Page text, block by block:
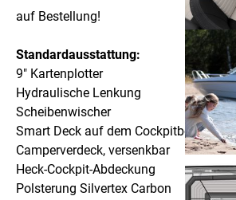
auf Bestellung!
Standardausstattung:
9" Kartenplotter
Hydraulische Lenkung
Scheibenwischer
Smart Deck auf dem Cockpitboden
Camperverdeck, versenkbar
Heck-Cockpit-Abdeckung
Polsterung Silvertex Carbon